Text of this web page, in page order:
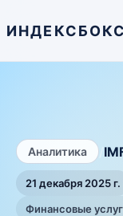
ИНДЕКСБОКС
Аналитика
21 декабря 2025 г.
Финансовые